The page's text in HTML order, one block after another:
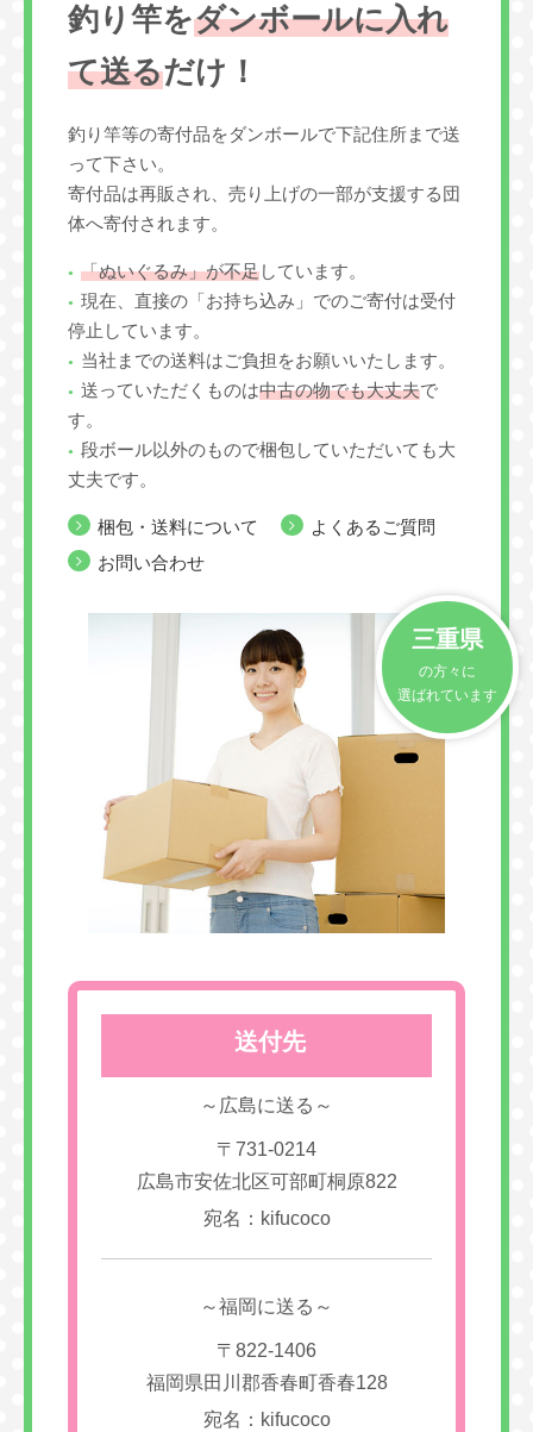
釣り竿をダンボールに入れ
て送るだけ！
釣り竿等の寄付品をダンボールで下記住所まで送
って下さい。
寄付品は再販され、売り上げの一部が支援する団
体へ寄付されます。
「ぬいぐるみ」が不足しています。
現在、直接の「お持ち込み」でのご寄付は受付
停止しています。
当社までの送料はご負担をお願いいたします。
送っていただくものは中古の物でも大丈夫で
す。
段ボール以外のもので梱包していただいても大
丈夫です。
梱包・送料について
よくあるご質問
お問い合わせ
三重県
の方々に
選ばれています
送付先
～広島に送る～
〒731-0214
広島市安佐北区可部町桐原822
宛名：kifucoco
～福岡に送る～
〒822-1406
福岡県田川郡香春町香春128
宛名：kifucoco